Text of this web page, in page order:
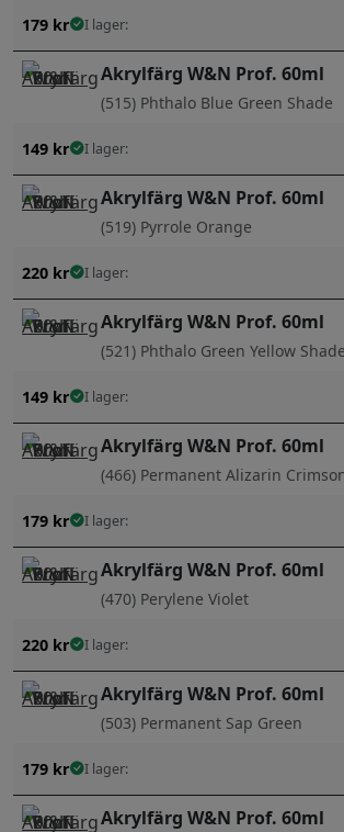
179 kr I lager:
Akrylfärg W&N Prof. 60ml
(515) Phthalo Blue Green Shade
149 kr I lager:
Akrylfärg W&N Prof. 60ml
(519) Pyrrole Orange
220 kr I lager:
Akrylfärg W&N Prof. 60ml
(521) Phthalo Green Yellow Shade
149 kr I lager:
Akrylfärg W&N Prof. 60ml
(466) Permanent Alizarin
179 kr I lager:
Akrylfärg W&N Prof. 60ml
(470) Perylene Violet
220 kr I lager:
Akrylfärg W&N Prof. 60ml
(503) Permanent Sap Green
179 kr I lager:
Akrylfärg W&N Prof. 60ml